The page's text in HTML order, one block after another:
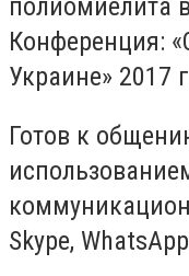
полиомиелита
Конференция:
Украине» 2017
Готов к
Skype,